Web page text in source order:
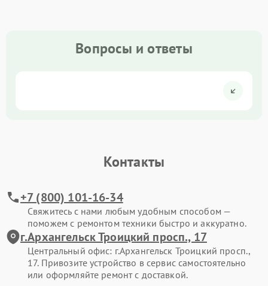
Вопросы и ответы
Контакты
+7 (800) 101-16-34
Свяжитесь с нами любым удобным способом —
поможем с ремонтом техники быстро и аккуратно.
г.Архангельск Троицкий просп., 17
Центральный офис: г.Архангельск Троицкий просп.,
17. Привозите устройство в сервис самостоятельно
или оформляйте ремонт с доставкой.